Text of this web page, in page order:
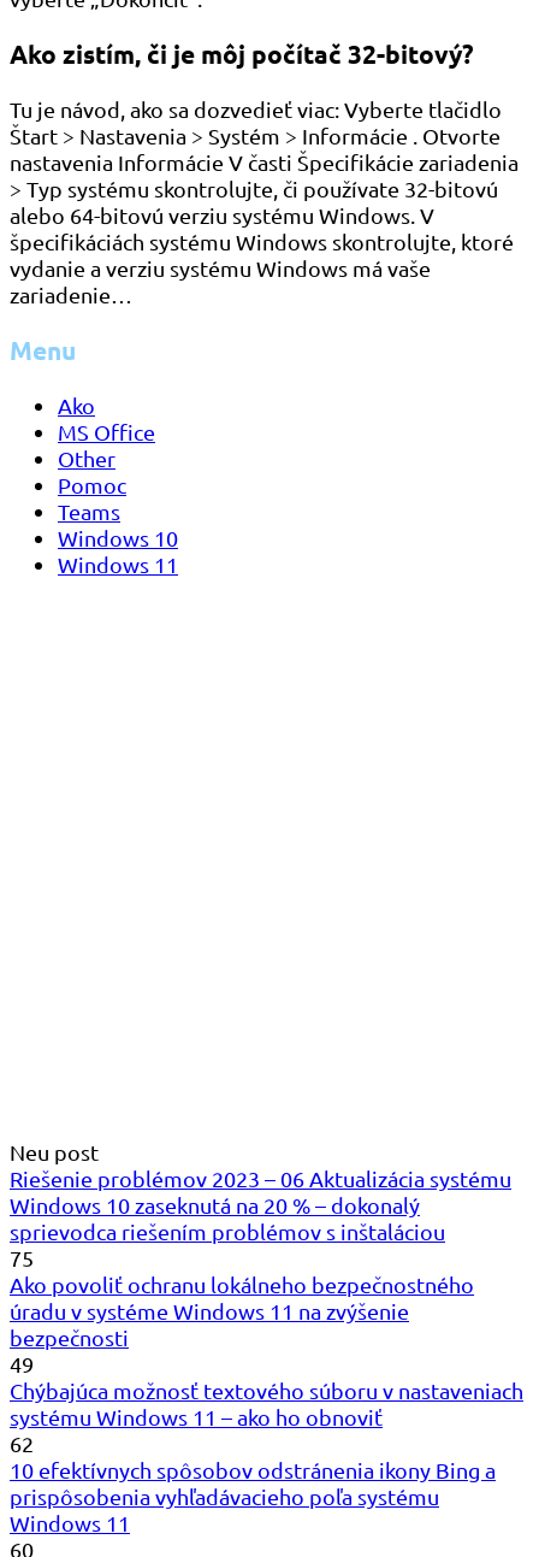
Ako zistím, či je môj počítač 32-bitový?
Tu je návod, ako sa dozvedieť viac: Vyberte tlačidlo
Štart > Nastavenia > Systém > Informácie . Otvorte
nastavenia Informácie V časti Špecifikácie zariadenia
> Typ systému skontrolujte, či používate 32-bitovú
alebo 64-bitovú verziu systému Windows. V
špecifikáciách systému Windows skontrolujte, ktoré
vydanie a verziu systému Windows má vaše
zariadenie…
Menu
Ako
MS Office
Other
Pomoc
Teams
Windows 10
Windows 11
Neu post
Riešenie problémov 2023 – 06 Aktualizácia systému
Windows 10 zaseknutá na 20 % – dokonalý
sprievodca riešením problémov s inštaláciou
75
Ako povoliť ochranu lokálneho bezpečnostného
úradu v systéme Windows 11 na zvýšenie
bezpečnosti
49
Chýbajúca možnosť textového súboru v nastaveniach
systému Windows 11 – ako ho obnoviť
62
10 efektívnych spôsobov odstránenia ikony Bing a
prispôsobenia vyhľadávacieho poľa systému
Windows 11
60